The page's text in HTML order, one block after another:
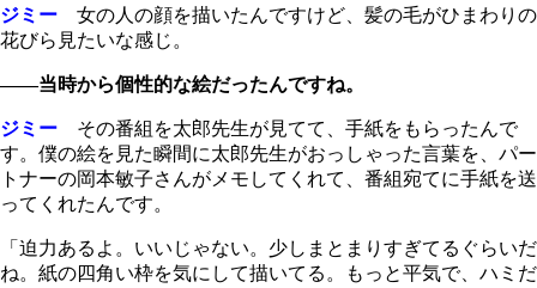
ジミー 女の人の顔を描いたんですけど、髪の毛がひまわりの
花びら見たいな感じ。
――当時から個性的な絵だったんですね。
ジミー その番組を太郎先生が見てて、手紙をもらったんで
す。僕の絵を見た瞬間に太郎先生がおっしゃった言葉を、パー
トナーの岡本敏子さんがメモしてくれて、番組宛てに手紙を送
ってくれたんです。
「迫力あるよ。いいじゃない。少しまとまりすぎてるぐらいだ
ね。紙の四角い枠を気にして描いてる。もっと平気で、ハミだ